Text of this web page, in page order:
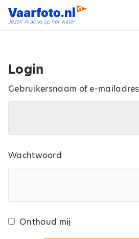
Spring
naar
Login
Gebruikersnaam of e-mailadres
Wachtwoord
Onthoud mij